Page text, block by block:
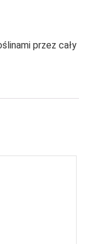
przez cały